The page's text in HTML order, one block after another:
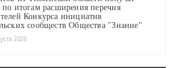
по итогам расширения перечня
Конкурса инициатив
сообществ Общества "Знание"
2026